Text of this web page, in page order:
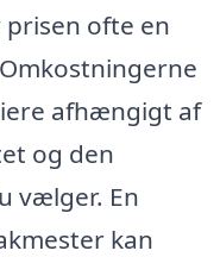
ofte en
afhængigt af
og den
vælger. En
kan